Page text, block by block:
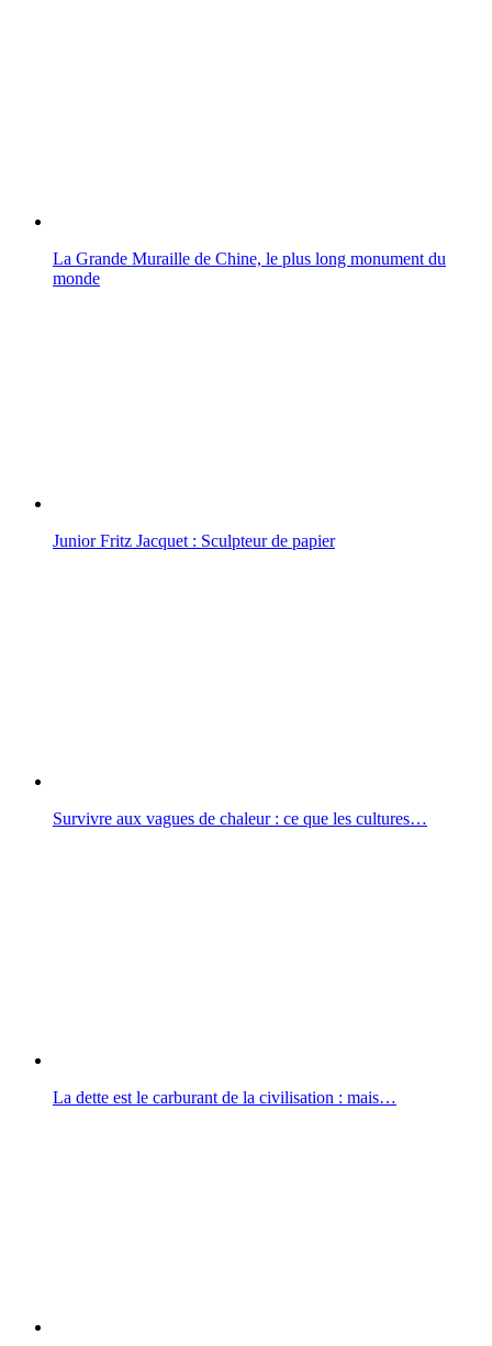
La Grande Muraille de Chine, le plus long monument du
monde
Junior Fritz Jacquet : Sculpteur de papier
Survivre aux vagues de chaleur : ce que les cultures…
La dette est le carburant de la civilisation : mais…